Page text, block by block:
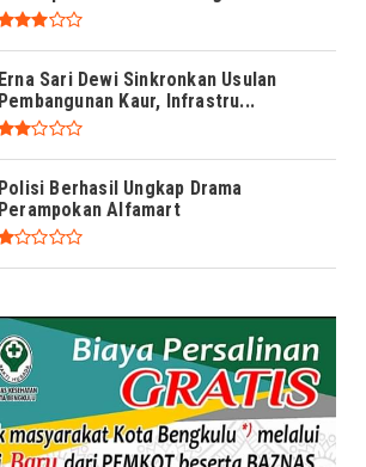
Erna Sari Dewi Sinkronkan Usulan
Pembangunan Kaur, Infrastru...
Polisi Berhasil Ungkap Drama
Perampokan Alfamart